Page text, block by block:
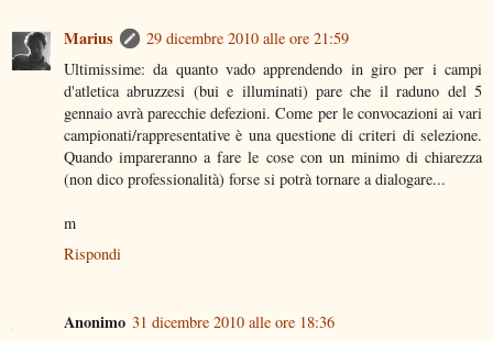
Marius
29 dicembre 2010 alle ore 21:59
Ultimissime: da quanto vado apprendendo in giro per i campi
d'atletica abruzzesi (bui e illuminati) pare che il raduno del 5
gennaio avrà parecchie defezioni. Come per le convocazioni ai vari
campionati/rappresentative è una questione di criteri di selezione.
Quando impareranno a fare le cose con un minimo di chiarezza
(non dico professionalità) forse si potrà tornare a dialogare...
m
Rispondi
Anonimo 31 dicembre 2010 alle ore 18:36